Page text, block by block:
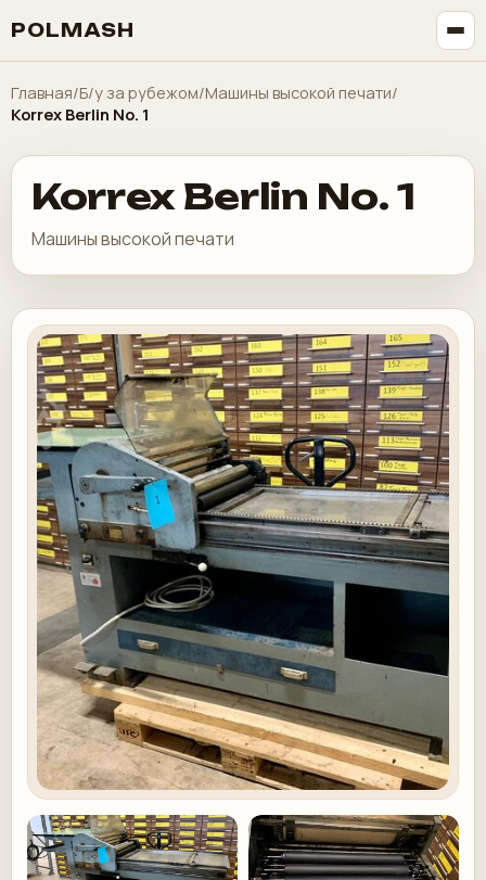
POLMASH
Главная/Б/у за рубежом/Машины высокой печати/
Korrex Berlin No. 1
Korrex Berlin No. 1
Машины высокой печати